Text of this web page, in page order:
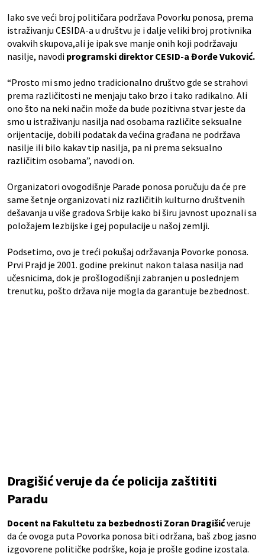
Iako sve veći broj političara podržava Povorku ponosa, prema
istraživanju CESIDA-a u društvu je i dalje veliki broj protivnika
ovakvih skupova,ali je ipak sve manje onih koji podržavaju
nasilje, navodi programski direktor CESID-a Đorđe Vuković.
“Prosto mi smo jedno tradicionalno društvo gde se strahovi
prema različitosti ne menjaju tako brzo i tako radikalno. Ali
ono što na neki način može da bude pozitivna stvar jeste da
smo u istraživanju nasilja nad osobama različite seksualne
orijentacije, dobili podatak da većina građana ne podržava
nasilje ili bilo kakav tip nasilja, pa ni prema seksualno
različitim osobama”, navodi on.
Organizatori ovogodišnje Parade ponosa poručuju da će pre
same šetnje organizovati niz različitih kulturno društvenih
dešavanja u više gradova Srbije kako bi širu javnost upoznali sa
položajem lezbijske i gej populacije u našoj zemlji.
Podsetimo, ovo je treći pokušaj održavanja Povorke ponosa.
Prvi Prajd je 2001. godine prekinut nakon talasa nasilja nad
učesnicima, dok je prošlogodišnji zabranjen u poslednjem
trenutku, pošto država nije mogla da garantuje bezbednost.
Dragišić veruje da će policija zaštititi
Paradu
Docent na Fakultetu za bezbednosti Zoran Dragišićveruje
da će ovoga puta Povorka ponosa biti održana, baš zbog jasno
izgovorene političke podrške, koja je prošle godine izostala.